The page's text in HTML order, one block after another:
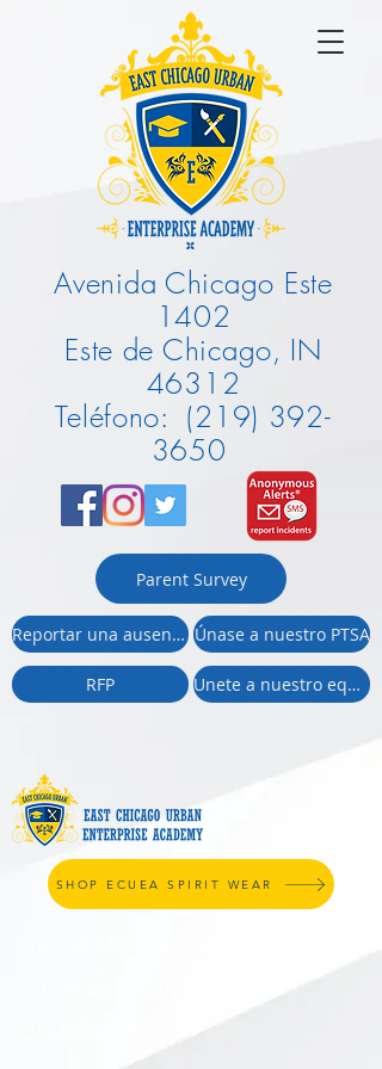
Avenida Chicago Este
1402
Este de Chicago, IN
46312
Teléfono: (219) 392-
3650
Parent Survey
Reportar una ausencia Únase a nuestro PTSA
RFP Unete a nuestro equipo
SHOP ECUEA SPIRIT WEAR